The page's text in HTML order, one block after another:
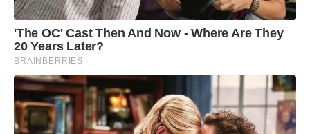
mais importante título do continente. No mesmo
ano, foi campeã mundial pela equipe sub-20.
Foi também semifinalista na Copa de 2022,
torneio em que terminou ocupando o 4º lugar –
algo inédito para uma seleção africana – e
medalha de bronze nas Olimpíadas de Paris 2024.
'The OC' Cast Then And Now - Where Are They
20 Years Later?
BRAINBERRIES